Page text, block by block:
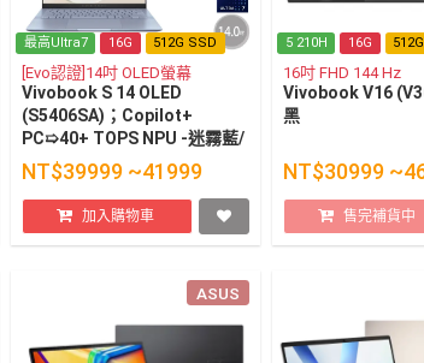
最高Ultra7 16G 512G SSD
[Evo認證]14吋 OLED螢幕
Vivobook S 14 OLED
(S5406SA)；Copilot+
PC➯40+ TOPS NPU -迷霧藍/
玫瑰金
NT$39999 ~41999
加入購物車
5 210H 16G
16吋 FHD 144 Hz
Vivobook V16
黑
NT$30999
售完補貨中
ASUS